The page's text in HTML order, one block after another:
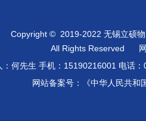
Copyright © 2019-2022 无锡立硕
All Rights Reserved
：何先生 手机： 15190216001 电话
网站备案号：《中华人民共和